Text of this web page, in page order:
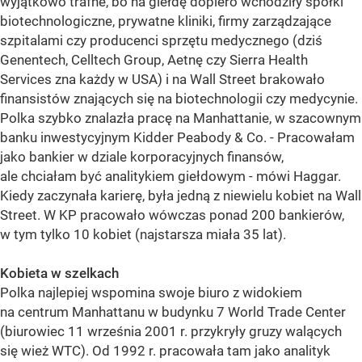
biotechnologiczne, prywatne kliniki, firmy zarządzające
szpitalami czy producenci sprzętu medycznego (dziś
Genentech, Celltech Group, Aetnę czy Sierra Health
Services zna każdy w USA) i na Wall Street brakowało
finansistów znających się na biotechnologii czy medycynie.
Polka szybko znalazła pracę na Manhattanie, w szacownym
banku inwestycyjnym Kidder Peabody & Co. - Pracowałam
jako bankier w dziale korporacyjnych finansów,
ale chciałam być analitykiem giełdowym - mówi Haggar.
Kiedy zaczynała karierę, była jedną z niewielu kobiet na Wall
Street. W KP pracowało wówczas ponad 200 bankierów,
w tym tylko 10 kobiet (najstarsza miała 35 lat).
Kobieta w szelkach
Polka najlepiej wspomina swoje biuro z widokiem
na centrum Manhattanu w budynku 7 World Trade Center
(biurowiec 11 września 2001 r. przykryły gruzy walących
się wież WTC). Od 1992 r. pracowała tam jako analityk